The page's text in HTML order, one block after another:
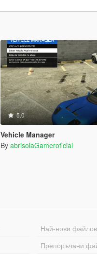
5.0
Vehicle Manager
By abrisolaGameroficial
Най-нови
Препоръчани